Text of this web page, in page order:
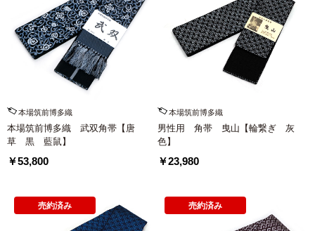
本場筑前博多織
本場筑前博多織 武双角帯【唐
草 黒 藍鼠】
￥53,800
本場筑前博多織
男性用 角帯 曳山【輪繋ぎ 灰
色】
￥23,980
売約済み 売約済み